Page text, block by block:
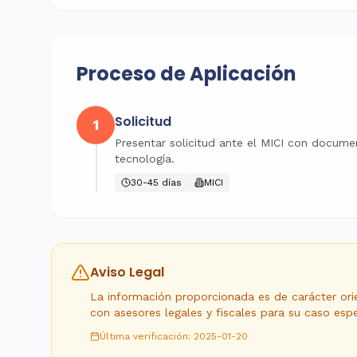
Proceso de Aplicación
1 Solicitud
Presentar solicitud ante el MICI con
tecnología.
30-45 días MICI
Aviso Legal
La información proporcionada es de carácter
con asesores legales y fiscales para su caso
Última verificación: 2025-01-20